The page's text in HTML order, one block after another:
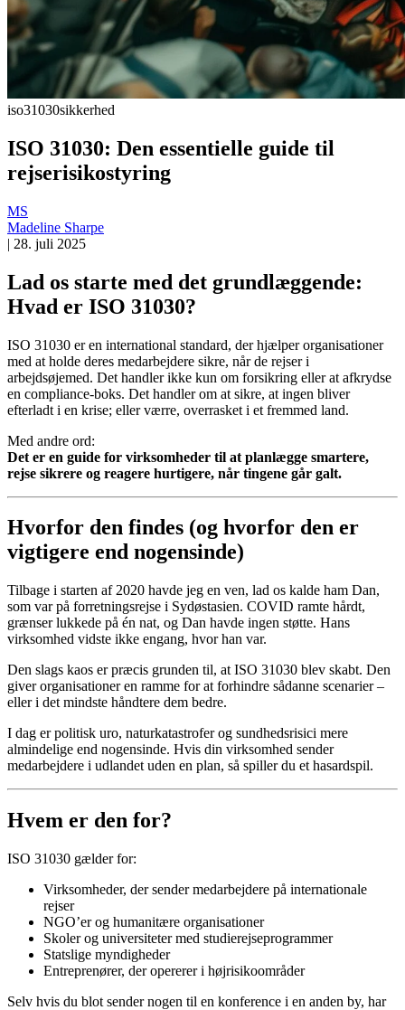
iso31030sikkerhed
ISO 31030: Den essentielle guide til
rejserisikostyring
MS
Madeline Sharpe
| 28. juli 2025
Lad os starte med det grundlæggende:
Hvad er ISO 31030?
ISO 31030 er en international standard, der hjælper organisationer
med at holde deres medarbejdere sikre, når de rejser i
arbejdsøjemed. Det handler ikke kun om forsikring eller at afkrydse
en compliance-boks. Det handler om at sikre, at ingen bliver
efterladt i en krise; eller værre, overrasket i et fremmed land.
Med andre ord:
Det er en guide for virksomheder til at planlægge smartere,
rejse sikrere og reagere hurtigere, når tingene går galt.
Hvorfor den findes (og hvorfor den er
vigtigere end nogensinde)
Tilbage i starten af 2020 havde jeg en ven, lad os kalde ham Dan,
som var på forretningsrejse i Sydøstasien. COVID ramte hårdt,
grænser lukkede på én nat, og Dan havde ingen støtte. Hans
virksomhed vidste ikke engang, hvor han var.
Den slags kaos er præcis grunden til, at ISO 31030 blev skabt. Den
giver organisationer en ramme for at forhindre sådanne scenarier –
eller i det mindste håndtere dem bedre.
I dag er politisk uro, naturkatastrofer og sundhedsrisici mere
almindelige end nogensinde. Hvis din virksomhed sender
medarbejdere i udlandet uden en plan, så spiller du et hasardspil.
Hvem er den for?
ISO 31030 gælder for:
Virksomheder, der sender medarbejdere på internationale
rejser
NGO’er og humanitære organisationer
Skoler og universiteter med studierejseprogrammer
Statslige myndigheder
Entreprenører, der opererer i højrisikoområder
Selv hvis du blot sender nogen til en konference i en anden by, har